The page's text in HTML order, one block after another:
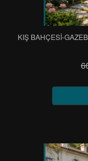
KIŞ BAHÇESİ-